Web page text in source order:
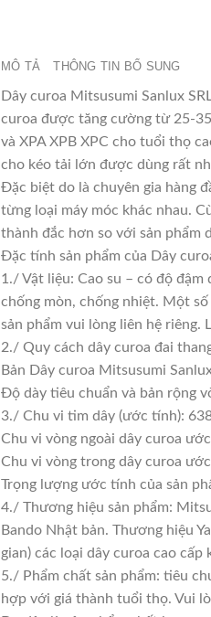
MÔ TẢ THÔNG TIN BỔ SUNG
Dây curoa Mitsusumi Sanlux
curoa được tăng cường từ 25-
và XPA XPB XPC cho tuổi thọ
cho kéo tải lớn được dùng rất
Đặc biệt do là chuyên gia hàng
từng loại máy móc khác nhau.
thành đắc hơn so với sản phẩm
Đặc tính sản phẩm của Dây
1./ Vật liệu: Cao su – có độ
chống mòn, chống nhiệt. Một
sản phẩm vui lòng liên hệ riêng.
2./ Quy cách dây curoa đai
Bản Dây curoa Mitsusumi
Độ dày tiêu chuẩn và bản rộng
3./ Chu vi tim dây (ước tính):
Chu vi vòng ngoài dây curoa
Chu vi vòng trong dây curoa
Trọng lượng ước tính của sản
4./ Thương hiệu sản phẩm:
Bando Nhật bản. Thương hiệu
gian) các loại dây curoa cao
5./ Phẩm chất sản phẩm: tiêu
hợp với giá thành tuổi thọ. Vui